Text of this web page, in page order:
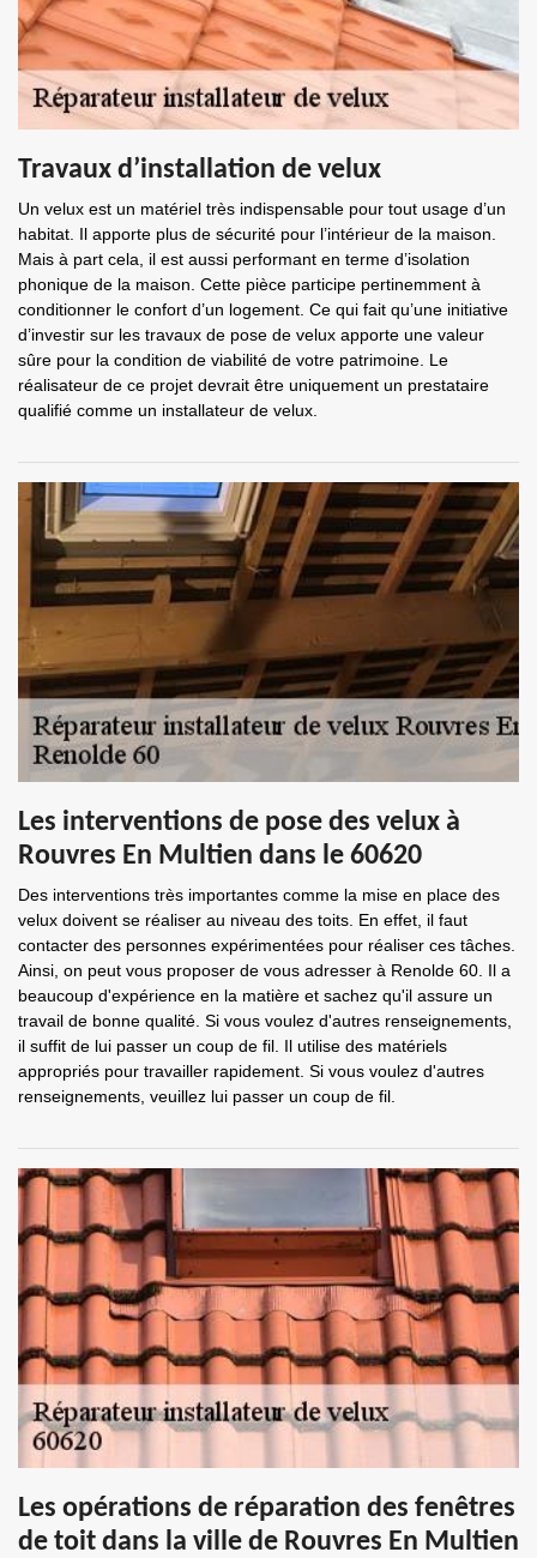
Travaux d’installation de velux
Un velux est un matériel très indispensable pour tout usage d’un
habitat. Il apporte plus de sécurité pour l’intérieur de la maison.
Mais à part cela, il est aussi performant en terme d’isolation
phonique de la maison. Cette pièce participe pertinemment à
conditionner le confort d’un logement. Ce qui fait qu’une initiative
d’investir sur les travaux de pose de velux apporte une valeur
sûre pour la condition de viabilité de votre patrimoine. Le
réalisateur de ce projet devrait être uniquement un prestataire
qualifié comme un installateur de velux.
Les interventions de pose des velux à
Rouvres En Multien dans le 60620
Des interventions très importantes comme la mise en place des
velux doivent se réaliser au niveau des toits. En effet, il faut
contacter des personnes expérimentées pour réaliser ces tâches.
Ainsi, on peut vous proposer de vous adresser à Renolde 60. Il a
beaucoup d'expérience en la matière et sachez qu'il assure un
travail de bonne qualité. Si vous voulez d'autres renseignements,
il suffit de lui passer un coup de fil. Il utilise des matériels
appropriés pour travailler rapidement. Si vous voulez d'autres
renseignements, veuillez lui passer un coup de fil.
Les opérations de réparation des fenêtres
de toit dans la ville de Rouvres En Multien